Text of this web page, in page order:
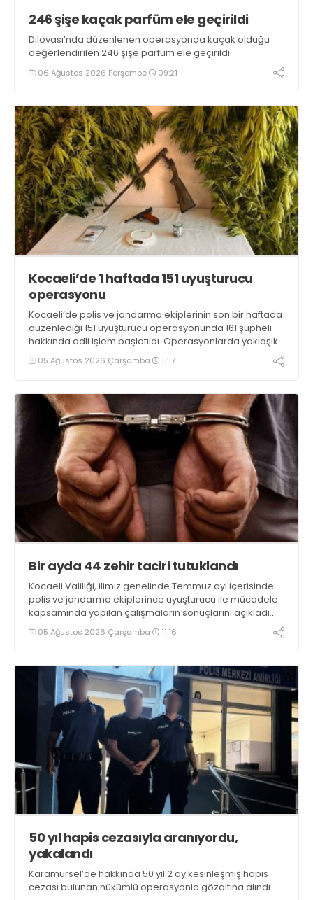
246 şişe kaçak parfüm ele geçirildi
Dilovası’nda düzenlenen operasyonda kaçak olduğu
değerlendirilen 246 şişe parfüm ele geçirildi
06 Ağustos 2026 Perşembe 09:21
Kocaeli’de 1 haftada 151 uyuşturucu
operasyonu
Kocaeli’de polis ve jandarma ekiplerinin son bir haftada
düzenlediği 151 uyuşturucu operasyonunda 161 şüpheli
hakkında adli işlem başlatıldı. Operasyonlarda yaklaşık
2 kilogram uyuşturucu madde ile 121 kök kenevir bitkisi
ele geçirilirken, 9 şüpheli tutuklandı
05 Ağustos 2026 Çarşamba 11:17
Bir ayda 44 zehir taciri tutuklandı
Kocaeli Valiliği, ilimiz genelinde Temmuz ayı içerisinde
polis ve jandarma ekiplerince uyuşturucu ile mücadele
kapsamında yapılan çalışmaların sonuçlarını açıkladı.
Çalışmalar sonucunda uyuşturucu ve uyarıcı madde
kullanan, ticaretini ve sevkiyatını yapan 44 şahıs
05 Ağustos 2026 Çarşamba 11:16
50 yıl hapis cezasıyla aranıyordu,
yakalandı
Karamürsel’de hakkında 50 yıl 2 ay kesinleşmiş hapis
cezası bulunan hükümlü operasyonla gözaltına alındı